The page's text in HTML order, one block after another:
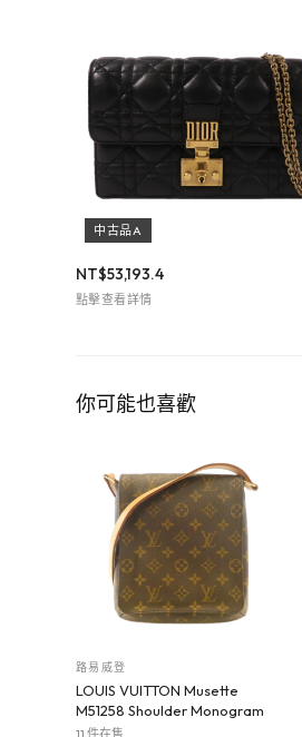
中古品A
NT$53,193.4
點擊查看詳情
你可能也喜歡
路易威登
LOUIS VUITTON Musette
M51258 Shoulder Monogram
11 件在售